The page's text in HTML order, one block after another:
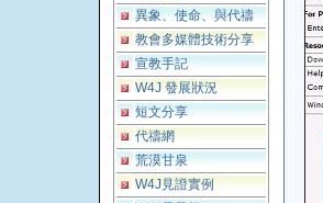
異象、使命、與代禱
教會多媒體技術分享
宣教手記
W4J 發展狀況
短文分享
代禱網
荒漠甘泉
W4J見證實例